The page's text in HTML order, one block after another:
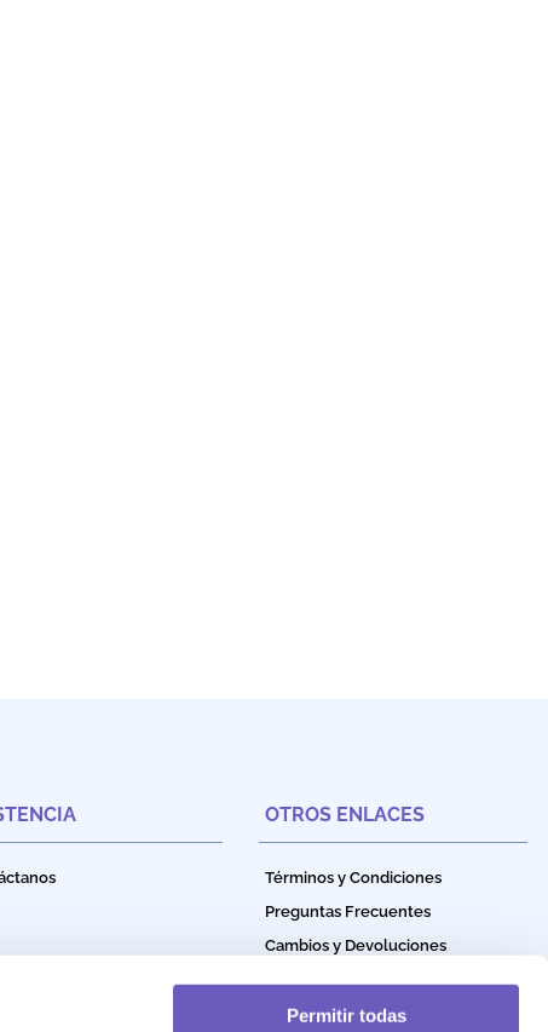
Permitir todas
OTROS ENLACES
Términos y Condiciones
Preguntas Frecuentes
Cambios y Devoluciones
Política de Garantía